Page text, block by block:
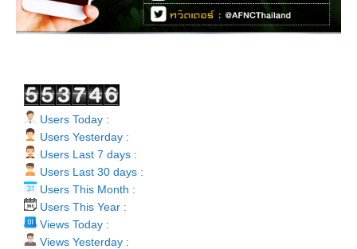
Users Today :
Users Yesterday :
Users Last 7 days :
Users Last 30 days :
Users This Month :
Users This Year :
Views Today :
Views Yesterday :